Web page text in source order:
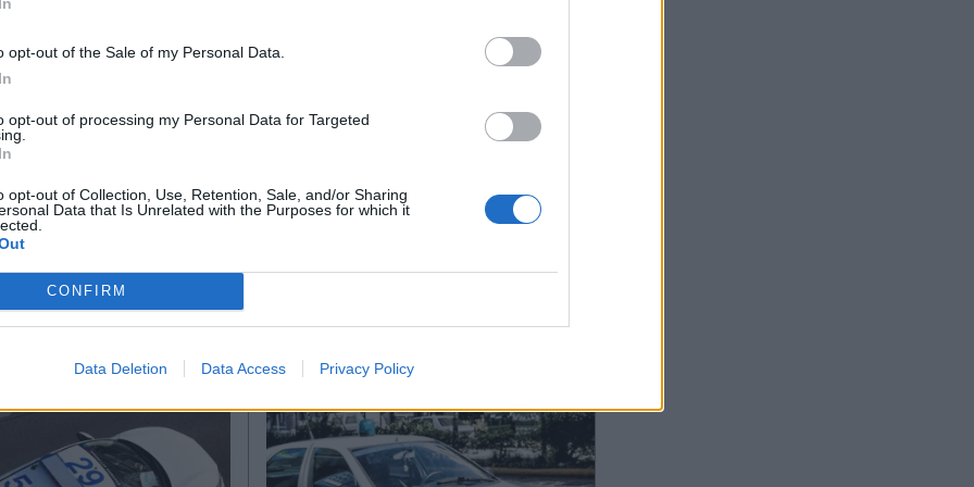
opt-out of the Sale of my Personal Data.
opt-out of processing my Personal Data for Targeted
opt-out of Collection, Use, Retention, Sale, and/or Sharing
Data that Is Unrelated with the Purposes for which it
CONFIRM
Data Deletion Data Access Privacy Policy
μας στο
Ακολουθήστε μας στο
Αποδέχομαι τουςόρους χρήσης